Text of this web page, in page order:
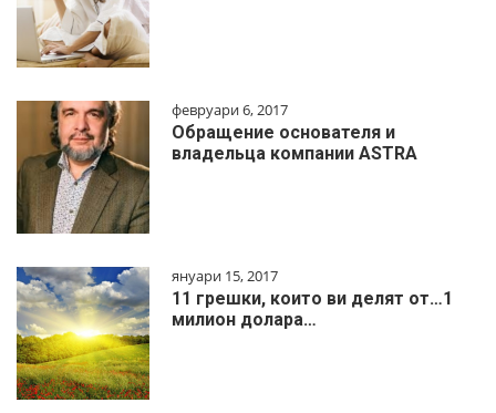
февруари 6, 2017
Обращение основателя и
владельца компании ASTRA
януари 15, 2017
11 грешки, които ви делят от…1
милиoн дoлapa…